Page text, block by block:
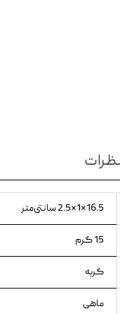
16.5×1×2.5 سانتی‌متر
15 گرم
گربه
ماهی